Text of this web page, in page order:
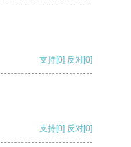
支持[0] 反对[0]
支持[0] 反对[0]